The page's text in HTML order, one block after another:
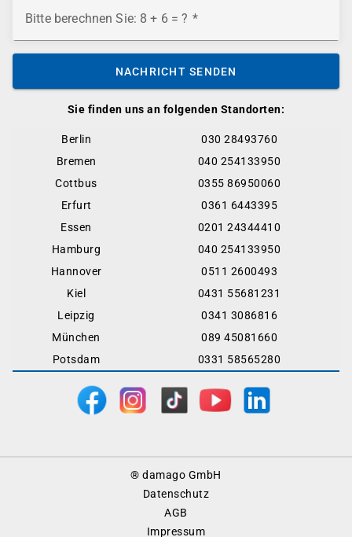
Sie finden uns an folgenden Standorten:
Berlin
030 28493760
Bremen
040 254133950
Cottbus
0355 86950060
Erfurt
0361 6443395
Essen
0201 24344410
Hamburg
040 254133950
Hannover
0511 2600493
Kiel
0431 55681231
Leipzig
0341 3086816
München
089 45081660
Potsdam
0331 58565280
Bitte berechnen Sie: 8 + 6 = ?
NACHRICHT SENDEN
® damago GmbH
Datenschutz
AGB
Impressum